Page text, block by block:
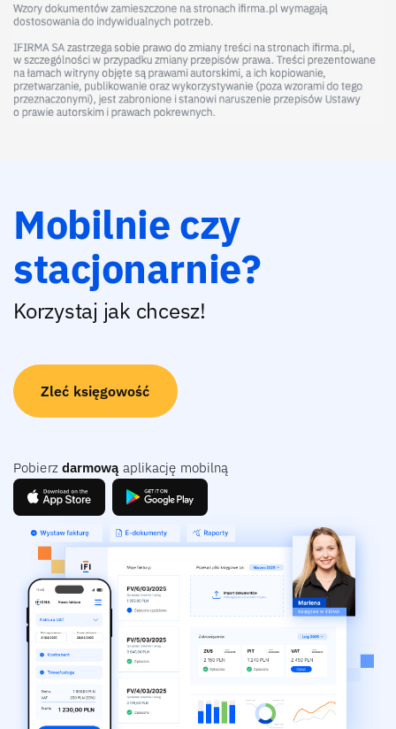
Mobilnie czy
stacjonarnie?
Korzystaj jak chcesz!
Zleć księgowość
Pobierz darmową aplikację mobilną